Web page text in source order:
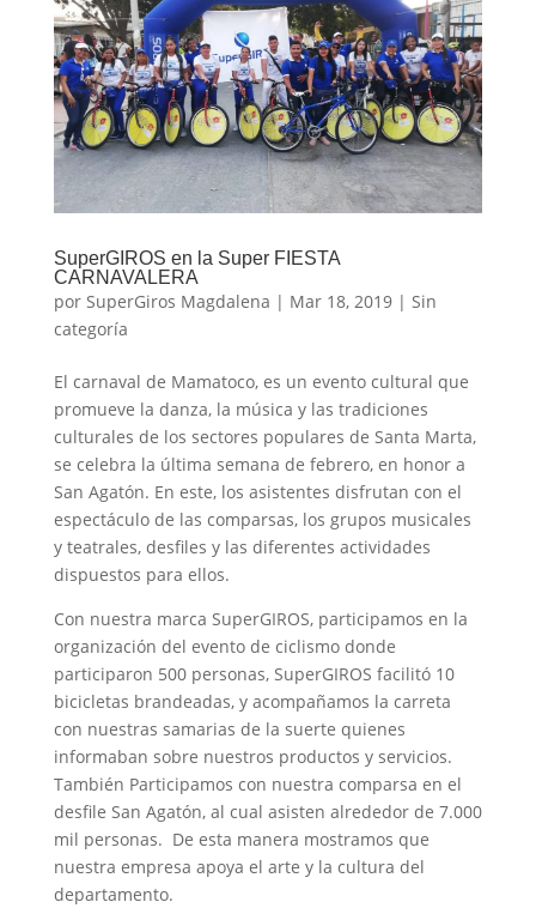
SuperGIROS en la Super FIESTA
CARNAVALERA
por SuperGiros Magdalena | Mar 18, 2019| Sin
categoría
El carnaval de Mamatoco, es un evento cultural que
promueve la danza, la música y las tradiciones
culturales de los sectores populares de Santa Marta,
se celebra la última semana de febrero, en honor a
San Agatón. En este, los asistentes disfrutan con el
espectáculo de las comparsas, los grupos musicales
y teatrales, desfiles y las diferentes actividades
dispuestos para ellos.
Con nuestra marca SuperGIROS, participamos en la
organización del evento de ciclismo donde
participaron 500 personas, SuperGIROS facilitó 10
bicicletas brandeadas, y acompañamos la carreta
con nuestras samarias de la suerte quienes
informaban sobre nuestros productos y servicios.
También Participamos con nuestra comparsa en el
desfile San Agatón, al cual asisten alrededor de 7.000
mil personas. De esta manera mostramos que
nuestra empresa apoya el arte y la cultura del
departamento.